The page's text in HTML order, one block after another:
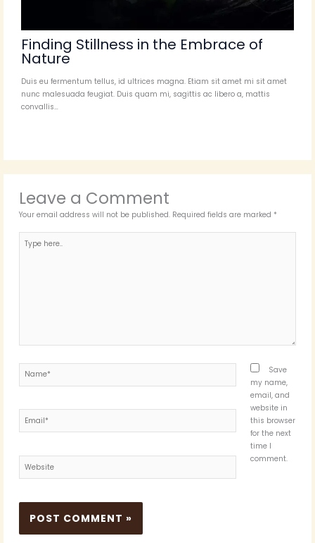
Finding Stillness in the Embrace of
Nature
Duis eu fermentum tellus, id ultrices magna. Etiam sit amet mi sit amet
nunc malesuada feugiat. Duis quam mi, sagittis ac libero a, mattis
convallis…
Leave a Comment
Your email address will not be published. Required fields are marked *
here..
Save
my name,
email, and
website in
this browser
for the next
time I
comment.